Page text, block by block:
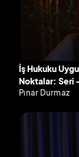
İş Hukuku
Noktalar: Seri
Pınar Durmaz